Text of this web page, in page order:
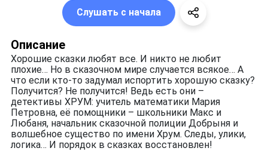
Описание
Хорошие сказки любят все. И никто не любит
плохие… Но в сказочном мире случается всякое… А
что если кто-то задумал испортить хорошую сказку?
Получится? Не получится! Ведь есть они –
детективы ХРУМ: учитель математики Мария
Петровна, её помощники – школьники Макс и
Любаня, начальник сказочной полиции Добрыня и
волшебное существо по имени Хрум. Следы, улики,
логика… И порядок в сказках восстановлен!
Слушать с начала